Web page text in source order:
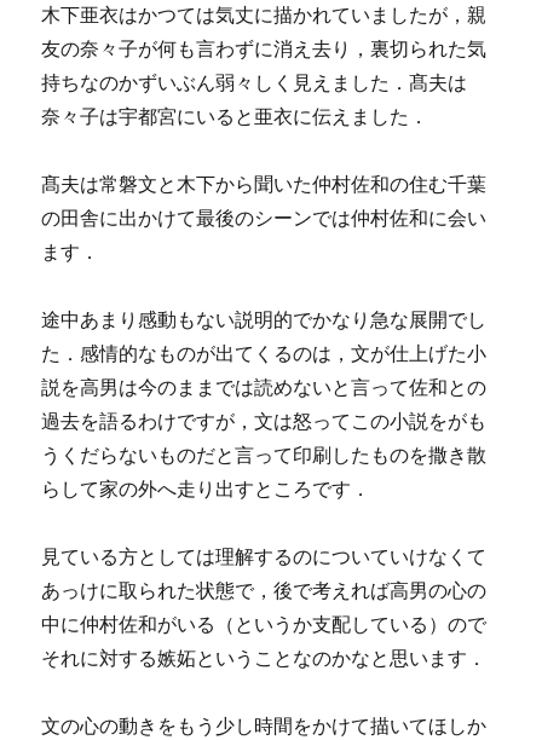
木下亜衣はかつては気丈に描かれていましたが，親
友の奈々子が何も言わずに消え去り，裏切られた気
持ちなのかずいぶん弱々しく見えました．髙夫は
奈々子は宇都宮にいると亜衣に伝えました．
髙夫は常磐文と木下から聞いた仲村佐和の住む千葉
の田舎に出かけて最後のシーンでは仲村佐和に会い
ます．
途中あまり感動もない説明的でかなり急な展開でし
た．感情的なものが出てくるのは，文が仕上げた小
説を高男は今のままでは読めないと言って佐和との
過去を語るわけですが，文は怒ってこの小説をがも
うくだらないものだと言って印刷したものを撒き散
らして家の外へ走り出すところです．
見ている方としては理解するのについていけなくて
あっけに取られた状態で，後で考えれば高男の心の
中に仲村佐和がいる（というか支配している）ので
それに対する嫉妬ということなのかなと思います．
文の心の動きをもう少し時間をかけて描いてほしか